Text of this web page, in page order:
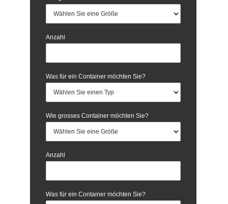
Anzahl
Was für ein Container möchten Sie?
Wie grosses Container möchten Sie?
Anzahl
Was für ein Container möchten Sie?